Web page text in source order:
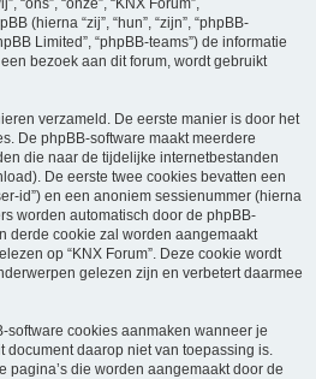
“ons”, “onze”, “KNX Forum”,
(hierna “zij”, “hun”, “zijn”, “phpBB-
Limited”, “phpBB-teams”) de informatie
bezoek aan dit forum, wordt gebruikt
verzameld. De eerste manier is door het
De phpBB-software maakt meerdere
die naar de tijdelijke internetbestanden
De eerste twee cookies bevatten een
id”) en een anoniem sessienummer (hierna
worden automatisch door de phpBB-
derde cookie zal worden aangemaakt
op “KNX Forum”. Deze cookie wordt
gelezen zijn en verbetert daarmee
software cookies aanmaken wanneer je
document daarop niet van toepassing is.
pagina’s die worden aangemaakt door de